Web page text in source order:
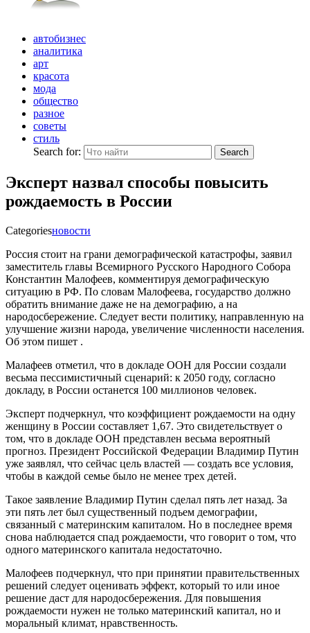
автобизнес
аналитика
арт
красота
мода
общество
разное
советы
стиль
Search for:
Search
Эксперт назвал способы повысить
рождаемость в России
Categoriesновости
Россия стоит на грани демографической катастрофы, заявил
заместитель главы Всемирного Русского Народного Собора
Константин Малофеев, комментируя демографическую
ситуацию в РФ. По словам Малофеева, государство должно
обратить внимание даже не на демографию, а на
народосбережение. Следует вести политику, направленную на
улучшение жизни народа, увеличение численности населения.
Об этом пишет .
Малафеев отметил, что в докладе ООН для России создали
весьма пессимистичный сценарий: к 2050 году, согласно
докладу, в России останется 100 миллионов человек.
Эксперт подчеркнул, что коэффициент рождаемости на одну
женщину в России составляет 1,67. Это свидетельствует о
том, что в докладе ООН представлен весьма вероятный
прогноз. Президент Российской Федерации Владимир Путин
уже заявлял, что сейчас цель властей — создать все условия,
чтобы в каждой семье было не менее трех детей.
Такое заявление Владимир Путин сделал пять лет назад. За
эти пять лет был существенный подъем демографии,
связанный с материнским капиталом. Но в последнее время
снова наблюдается спад рождаемости, что говорит о том, что
одного материнского капитала недостаточно.
Малофеев подчеркнул, что при принятии правительственных
решений следует оценивать эффект, который то или иное
решение даст для народосбережения. Для повышения
рождаемости нужен не только материнский капитал, но и
моральный климат, нравственность.